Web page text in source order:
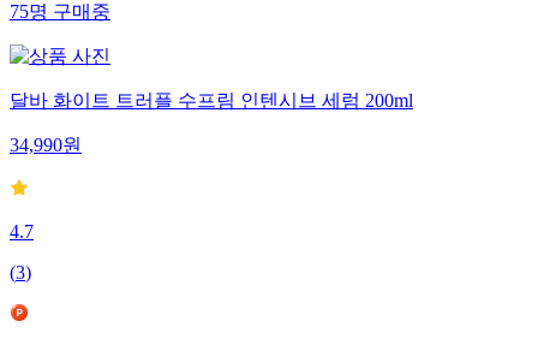
75명 구매중
달바 화이트 트러플 수프림 인텐시브 세럼 200ml
34,990원
4.7
(3)